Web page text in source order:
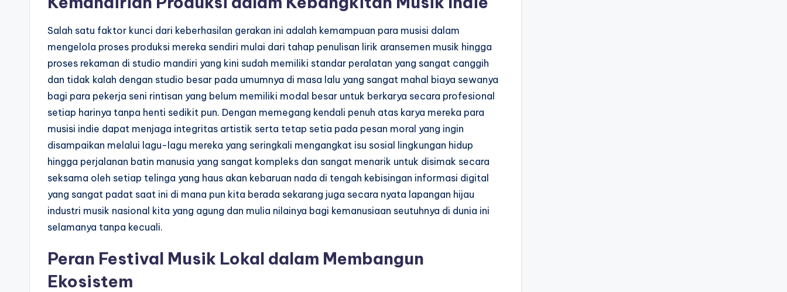
Salah satu faktor kunci dari keberhasilan gerakan ini adalah kemampuan para musisi dalam
mengelola proses produksi mereka sendiri mulai dari tahap penulisan lirik aransemen musik hingga
proses rekaman di studio mandiri yang kini sudah memiliki standar peralatan yang sangat canggih
dan tidak kalah dengan studio besar pada umumnya di masa lalu yang sangat mahal biaya sewanya
bagi para pekerja seni rintisan yang belum memiliki modal besar untuk berkarya secara profesional
setiap harinya tanpa henti sedikit pun. Dengan memegang kendali penuh atas karya mereka para
musisi indie dapat menjaga integritas artistik serta tetap setia pada pesan moral yang ingin
disampaikan melalui lagu-lagu mereka yang seringkali mengangkat isu sosial lingkungan hidup
hingga perjalanan batin manusia yang sangat kompleks dan sangat menarik untuk disimak secara
seksama oleh setiap telinga yang haus akan kebaruan nada di tengah kebisingan informasi digital
yang sangat padat saat ini di mana pun kita berada sekarang juga secara nyata lapangan hijau
industri musik nasional kita yang agung dan mulia nilainya bagi kemanusiaan seutuhnya di dunia ini
selamanya tanpa kecuali.
Peran Festival Musik Lokal dalam Membangun
Ekosistem